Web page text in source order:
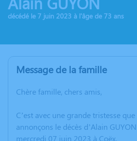
décédé le 7 juin 2023 à l'âge de 73 ans
Message de la famille
Chère famille, chers amis,
C’est avec une grande tristesse
annonçons le décès d’Alain
mercredi 07 juin 2023 à Coëx.